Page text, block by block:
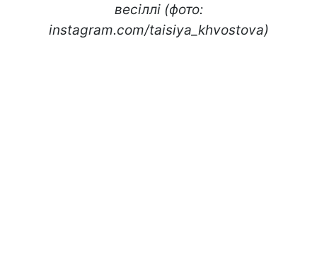
весіллі (фото:
instagram.com/taisiya_khvostova)